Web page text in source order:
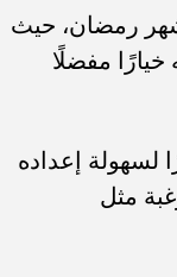
شهر رمضان، حيث
مفضلًا
لسهولة إعداده
مثل